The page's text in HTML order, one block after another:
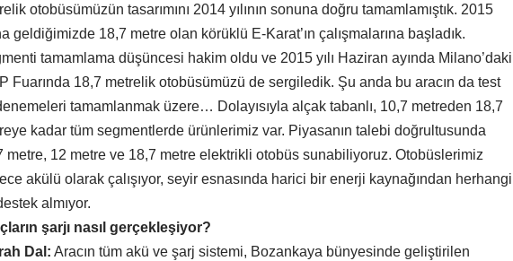
otobüsümüzün tasarımını 2014 yılının sonuna doğru tamamlamıştık. 2015
geldiğimizde 18,7 metre olan körüklü E-Karat’ın çalışmalarına başladık.
tamamlama düşüncesi hakim oldu ve 2015 yılı Haziran ayında Milano’daki
Fuarında 18,7 metrelik otobüsümüzü de sergiledik. Şu anda bu aracın da test
tamamlanmak üzere… Dolayısıyla alçak tabanlı, 10,7 metreden 18,7
kadar tüm segmentlerde ürünlerimiz var. Piyasanın talebi doğrultusunda
metre, 12 metre ve 18,7 metre elektrikli otobüs sunabiliyoruz. Otobüslerimiz
akülü olarak çalışıyor, seyir esnasında harici bir enerji kaynağından herhangi
almıyor.
şarjı nasıl gerçekleşiyor?
Dal: Aracın tüm akü ve şarj sistemi, Bozankaya bünyesinde geliştirilen